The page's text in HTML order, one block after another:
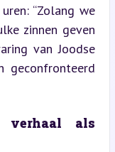
“Zolang we
zinnen geven
van Joodse
geconfronteerd
als